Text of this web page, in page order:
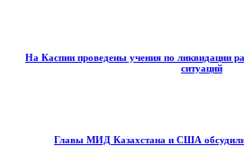
На Каспии проведены учения по ликвидации
ситуаций
Главы МИД Казахстана и США